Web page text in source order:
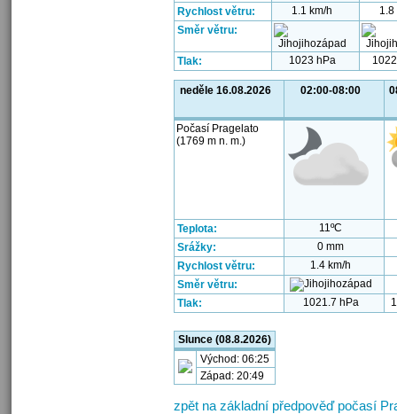
Rychlost větru:
1.1 km/h
1.8
Směr větru:
Tlak: 1023 hPa
neděle 16.08.2026 02:00-08:00
Počasí Pragelato
(1769 m n. m.)
Teplota:
11ºC
Srážky:
0 mm
Rychlost větru:
1.4 km/h
Směr větru:
Tlak:
1021.7 hPa
Slunce (08.8.2026)
Východ: 06:25
Západ: 20:49
zpět na základní předpověď počasí